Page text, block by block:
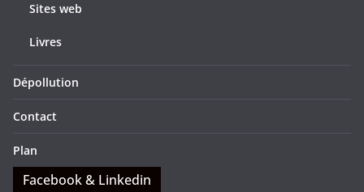
Sites web
Livres
Dépollution
Contact
Plan
Facebook & Linkedin